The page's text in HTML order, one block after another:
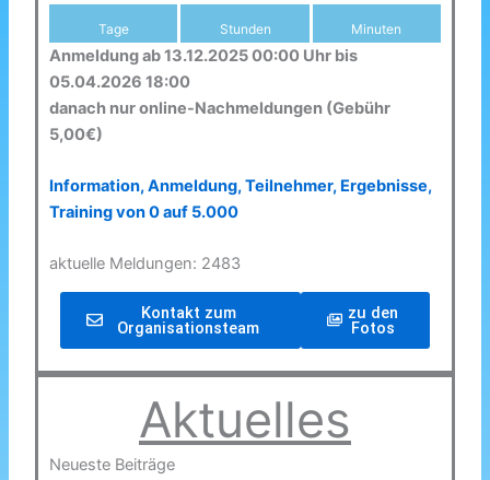
Tage Stunden Minuten
Anmeldung ab 13.12.2025 00:00 Uhr bis
05.04.2026 18:00
danach nur online-Nachmeldungen (Gebühr
5,00€)
Information, Anmeldung, Teilnehmer, Ergebnisse,
Training von 0 auf 5.000
aktuelle Meldungen: 2483
Kontakt zum
Organisationsteam
zu den
Fotos
Aktuelles
Neueste Beiträge